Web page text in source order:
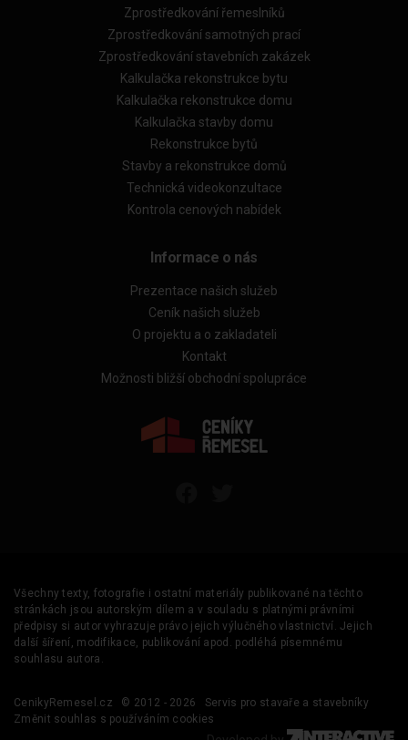
Zprostředkování řemeslníků
Zprostředkování samotných prací
Zprostředkování stavebních zakázek
Kalkulačka rekonstrukce bytu
Kalkulačka rekonstrukce domu
Kalkulačka stavby domu
Rekonstrukce bytů
Stavby a rekonstrukce domů
Technická videokonzultace
Kontrola cenových nabídek
Informace o nás
Prezentace našich služeb
Ceník našich služeb
O projektu a o zakladateli
Kontakt
Možnosti bližší obchodní spolupráce
Všechny texty, fotografie i ostatní materiály publikované na těchto
stránkách jsou autorským dílem a v souladu s platnými právními
předpisy si autor vyhrazuje právo jejich výlučného vlastnictví. Jejich
další šíření, modifikace, publikování apod. podléhá písemnému
souhlasu autora.
CenikyRemesel.cz © 2012 - 2026
Servis pro stavaře a stavebníky
Změnit souhlas s používáním cookies